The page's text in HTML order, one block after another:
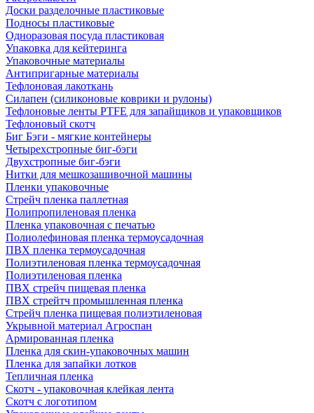
Доски разделочные пластиковые
Подносы пластиковые
Одноразовая посуда пластиковая
Упаковка для кейтеринга
Упаковочные материалы
Антипригарные материалы
Тефлоновая лакоткань
Силапен (силиконовые коврики и рулоны)
Тефлоновые ленты PTFE для запайщиков и упаковщиков
Тефлоновый скотч
Биг Бэги - мягкие контейнеры
Четырехстропные биг-бэги
Двухстропные биг-бэги
Нитки для мешкозашивочной машины
Пленки упаковочные
Стрейч пленка паллетная
Полипропиленовая пленка
Пленка упаковочная с печатью
Полиолефиновая пленка термоусадочная
ПВХ пленка термоусадочная
Полиэтиленовая пленка термоусадочная
Полиэтиленовая пленка
ПВХ стрейч пищевая пленка
ПВХ стрейтч промышленная пленка
Стрейч пленка пищевая полиэтиленовая
Укрывной материал Агроспан
Армированная пленка
Пленка для скин-упаковочных машин
Пленка для запайки лотков
Тепличная пленка
Скотч - упаковочная клейкая лента
Скотч с логотипом